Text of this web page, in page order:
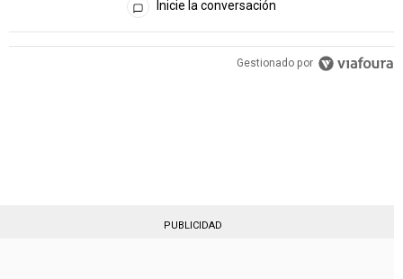
Inicie la conversación
PUBLICIDAD